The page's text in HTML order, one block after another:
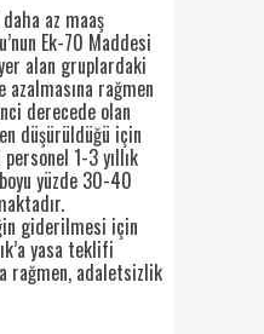
az maaş
Ek-70 Maddesi
alan gruplardaki
rağmen
derecede olan
düşürüldüğü için
1-3 yıllık
yüzde 30-40
giderilmesi için
yasa teklifi
rağmen, adaletsizlik